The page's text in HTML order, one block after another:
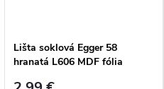
Lišta soklová Egger 58
hranatá L606 MDF fólia